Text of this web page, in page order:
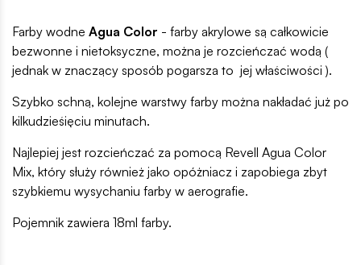
Farby wodne Agua Color - farby akrylowe są całkowicie
bezwonne i nietoksyczne, można je rozcieńczać wodą (
jednak w znaczący sposób pogarsza to jej właściwości ).
Szybko schną, kolejne warstwy farby można nakładać już po
kilkudzieśięciu minutach.
Najlepiej jest rozcieńczać za pomocą Revell Agua Color
Mix, który służy również jako opóżniacz i zapobiega zbyt
szybkiemu wysychaniu farby w aerografie.
Pojemnik zawiera 18ml farby.